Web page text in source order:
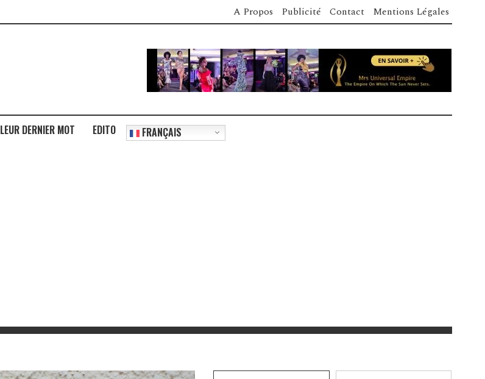
A Propos Publicité Contact Mentions Légales
LEUR DERNIER MOT EDITO FRANÇAIS